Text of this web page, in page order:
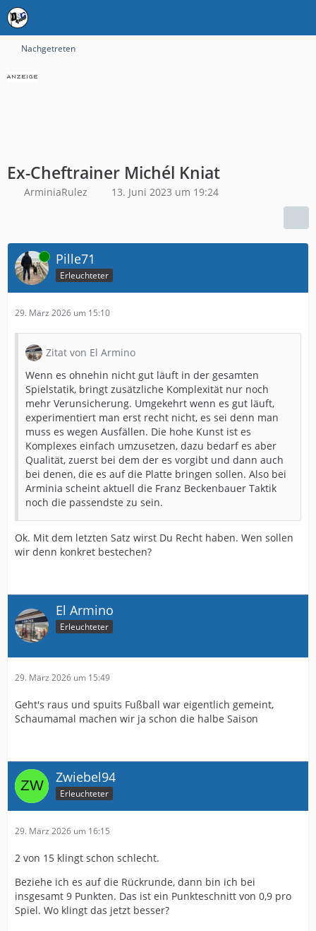
Nachgetreten
Ex-Cheftrainer Michél Kniat
ArminiaRulez 13. Juni 2023 um 19:24
Online Pille71
Erleuchteter
29. März 2026 um 15:10
Zitat von El Armino
Wenn es ohnehin nicht gut läuft in der gesamten
Spielstatik, bringt zusätzliche Komplexität nur noch
mehr Verunsicherung. Umgekehrt wenn es gut läuft,
experimentiert man erst recht nicht, es sei denn man
muss es wegen Ausfällen. Die hohe Kunst ist es
Komplexes einfach umzusetzen, dazu bedarf es aber
Qualität, zuerst bei dem der es vorgibt und dann auch
bei denen, die es auf die Platte bringen sollen. Also bei
Arminia scheint aktuell die Franz Beckenbauer Taktik
noch die passendste zu sein.
Ok. Mit dem letzten Satz wirst Du Recht haben. Wen sollen
wir denn konkret bestechen?
El Armino
Erleuchteter
29. März 2026 um 15:49
Geht's raus und spuits Fußball war eigentlich gemeint,
Schaumamal machen wir ja schon die halbe Saison
Zwiebel94
Erleuchteter
29. März 2026 um 16:15
2 von 15 klingt schon schlecht.
Beziehe ich es auf die Rückrunde, dann bin ich bei
insgesamt 9 Punkten. Das ist ein Punkteschnitt von 0,9 pro
Spiel. Wo klingt das jetzt besser?